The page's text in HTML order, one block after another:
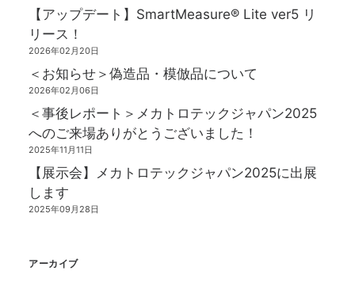
【アップデート】SmartMeasure® Lite ver5 リ
リース！
2026年02月20日
＜お知らせ＞偽造品・模倣品について
2026年02月06日
＜事後レポート＞メカトロテックジャパン2025
へのご来場ありがとうございました！
2025年11月11日
【展示会】メカトロテックジャパン2025に出展
します
2025年09月28日
アーカイブ